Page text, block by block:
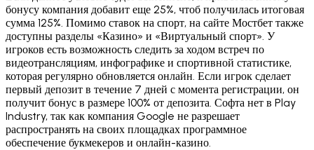
бонусу компания добавит еще 25%, чтоб получилась итоговая
сумма 125%. Помимо ставок на спорт, на сайте Мостбет также
доступны разделы «Казино» и «Виртуальный спорт». У
игроков есть возможность следить за ходом встреч по
видеотрансляциям, инфографике и спортивной статистике,
которая регулярно обновляется онлайн. Если игрок сделает
первый депозит в течение 7 дней с момента регистрации, он
получит бонус в размере 100% от депозита. Софта нет в Play
Industry, так как компания Google не разрешает
распространять на своих площадках программное
обеспечение букмекеров и онлайн-казино.